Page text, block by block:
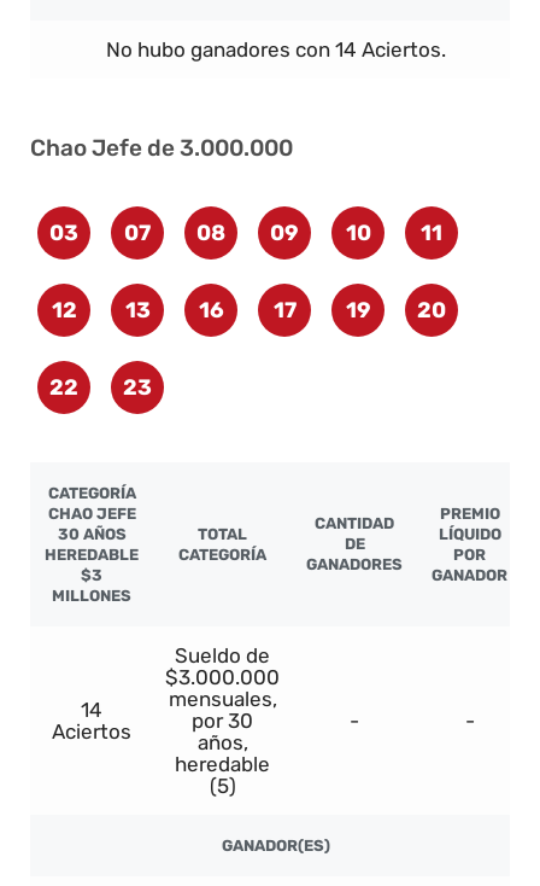
No hubo ganadores con 14 Aciertos.
Chao Jefe de 3.000.000
03 07 08 09 10 11
12 13 16 17 19 20
22 23
CATEGORÍA
CHAO JEFE
30 AÑOS
HEREDABLE
$3
MILLONES
TOTAL
CATEGORÍA
CANTIDAD
DE
GANADORES
PREMIO
LÍQUIDO
POR
GANADOR
14
Aciertos
Sueldo de
$3.000.000
mensuales,
por 30
años,
heredable
(5)
- -
GANADOR(ES)